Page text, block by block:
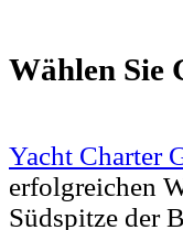
Wählen Sie
Yacht Charter
erfolgreichen
Südspitze der